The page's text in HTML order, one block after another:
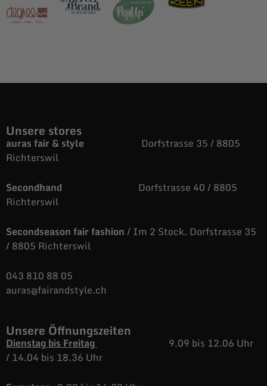
Unsere stores
auras fair & style Dorfstrasse 35 / 8805
Richterswil
Secondhand Dorfstrasse 40 / 8805
Richterswil
Secondseason fair fashion/ Im 2 Stock. Dorfstrasse 35
/ 8805 Richterswil
043 810 88 05
auras@fairandstyle.ch
Unsere Öffnungszeiten
Dienstag bis Freitag
9.09 bis 12.06 Uhr
/14.04 bis 18.36 Uhr